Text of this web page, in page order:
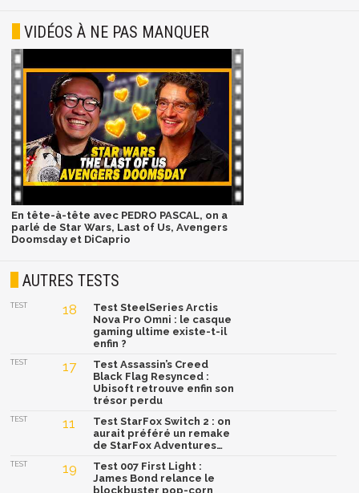
VIDÉOS À NE PAS MANQUER
En tête-à-tête avec PEDRO PASCAL, on a
parlé de Star Wars, Last of Us, Avengers
Doomsday et DiCaprio
AUTRES TESTS
TEST 18
Test SteelSeries Arctis
Nova Pro Omni : le casque
gaming ultime existe-t-il
enfin ?
TEST 17
Test Assassin’s Creed
Black Flag Resynced :
Ubisoft retrouve enfin son
trésor perdu
TEST 11
Test StarFox Switch 2 : on
aurait préféré un remake
de StarFox Adventures…
TEST 19
Test 007 First Light :
James Bond relance le
blockbuster pop-corn